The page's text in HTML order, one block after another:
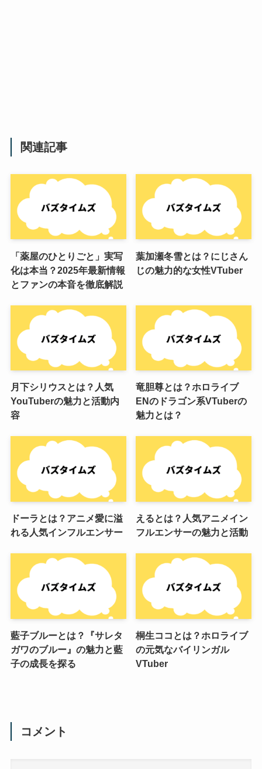
関連記事
「薬屋のひとりごと」実写
化は本当？2025年最新情報
とファンの本音を徹底解説
葉加瀬冬雪とは？にじさん
じの魅力的な女性VTuber
月下シリウスとは？人気
YouTuberの魅力と活動内
容
竜胆尊とは？ホロライブ
ENのドラゴン系VTuberの
魅力とは？
ドーラとは？アニメ愛に溢
れる人気インフルエンサー
えるとは？人気アニメイン
フルエンサーの魅力と活動
藍子ブルーとは？『サレタ
ガワのブルー』の魅力と藍
子の成長を探る
桐生ココとは？ホロライブ
の元気なバイリンガル
VTuber
コメント